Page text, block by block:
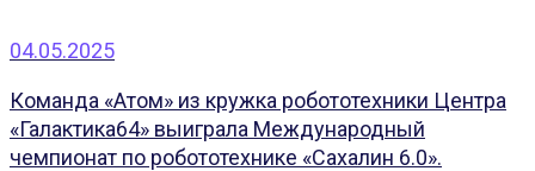
04.05.2025
Команда «Атом» из кружка робототехники Центра
«Галактика64» выиграла Международный
чемпионат по робототехнике «Сахалин 6.0».